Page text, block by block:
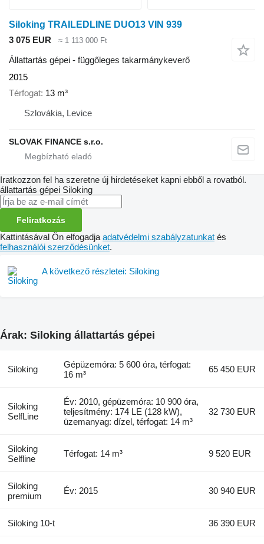
Siloking TRAILEDLINE DUO13 VIN 939
3 075 EUR
≈ 1 113 000 Ft
Állattartás gépei - függőleges takarmánykeverő
2015
Térfogat 13 m³
Szlovákia, Levice
SLOVAK FINANCE s.r.o.
Iratkozzon fel ha szeretne új hirdetéseket kapni ebből a rovatból.
állattartás gépei Siloking
Feliratkozás
Kattintásával Ön elfogadja adatvédelmi szabályzatunkat és
felhasználói szerződésünket.
A következő részletei: Siloking
Árak: Siloking állattartás gépei
Siloking
Gépüzemóra: 5 600 óra, térfogat:
16 m³
65 450 EUR
Siloking
SelfLine
Év: 2010, gépüzemóra: 10 900 óra,
teljesítmény: 174 LE (128 kW),
üzemanyag: dízel, térfogat: 14 m³
32 730 EUR
Siloking
Selfline
Térfogat: 14 m³ 9 520 EUR
Siloking
premium
Év: 2015 30 940 EUR
Siloking 10-t 36 390 EUR